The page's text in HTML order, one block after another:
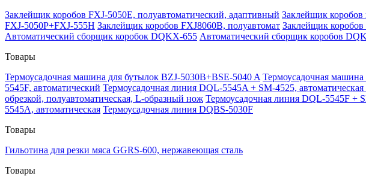
Заклейщик коробов FXJ-5050E, полуавтоматический, адаптивный Заклейщик коробов
FXJ-5050P+FXJ-555H Заклейщик коробов FXJ8060B, полуавтомат Заклейщик
Автоматический сборщик коробок DQKX-655 Автоматический сборщик коробов
Товары
Термоусадочная машина для бутылок BZJ-5030B+BSE-5040 A Термоусадочная
5545F, автоматический Термоусадочная линия DQL-5545A + SM-4525, автоматическая
обрезкой, полуавтоматическая, L-образный нож Термоусадочная линия DQL-5545F +
5545A, автоматическая Термоусадочная линия DQBS-5030F
Товары
Гильотина для резки мяса GGRS-600, нержавеющая сталь
Товары